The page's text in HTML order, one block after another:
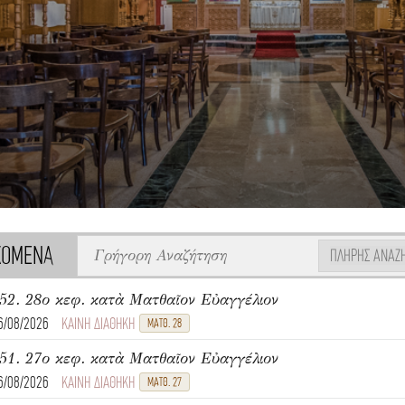
ΠΛΉΡΗΣ
28ο κεφ. κατὰ Ματθαῖον Εὐαγγέλιον
08/2026
ΚΑΙΝΗ ΔΙΑΘΗΚΗ ΜΑΤΘ. 28
27ο κεφ. κατὰ Ματθαῖον Εὐαγγέλιον
08/2026
ΚΑΙΝΗ ΔΙΑΘΗΚΗ ΜΑΤΘ. 27